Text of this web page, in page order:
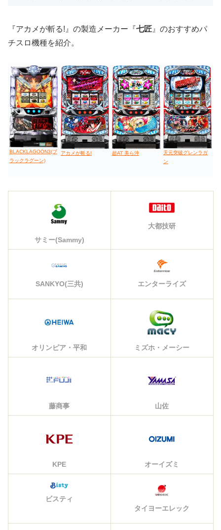
『アカメが斬る!』の製造メーカー『七匠 』のおすすめパ
チスロ機種を紹介。
BLACKLAGOON3(ブ
ラックラグーン)
アカメが斬る! 超AT 美ら沖
天元突破グレンラガ
ン
サミー(Sammy)
大都技研
SANKYO(三共) エンターライズ
オリンピア・平和 ミズホ・メーシー
藤商事 山佐
KPE オーイズミ
ビスティ
タイヨーエレック